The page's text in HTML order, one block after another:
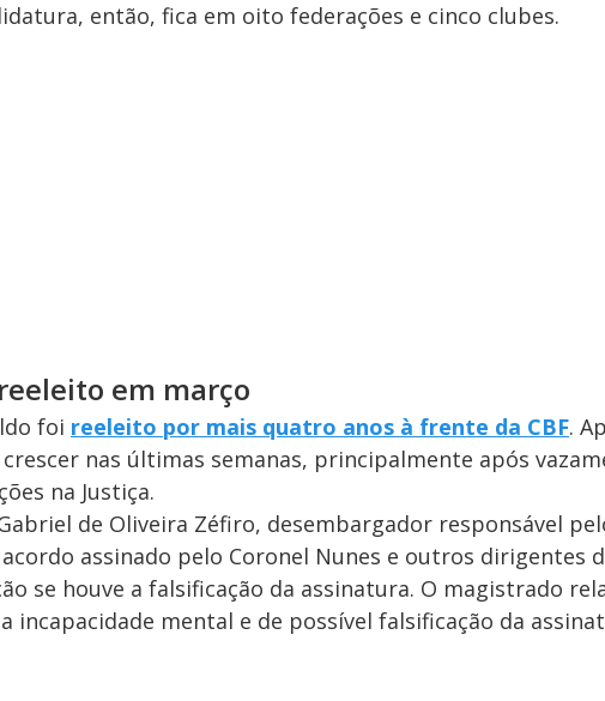
então, fica em oito federações e cinco clubes.
em março
foi reeleito por mais quatro anos à frente da CBF.
nas últimas semanas, principalmente após
na Justiça.
de Oliveira Zéfiro, desembargador responsável
assinado pelo Coronel Nunes e outros dirigentes
se houve a falsificação da assinatura. O magistrado
incapacidade mental e de possível falsificação da